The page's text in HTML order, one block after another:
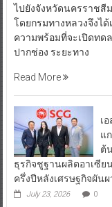
ไปยังจังหวัดนครรา
โดยกรมทางหลวงจึงไ
ความพร้อมที่จะเปิดทด
ปากช่อง ระยะทาง
Read More
เ
แ
ต้
ธุรกิจชูฐานผลิตอาเซีย
ครึ่งปีหลังเศรษฐกิจผัน
July 23, 2026 0